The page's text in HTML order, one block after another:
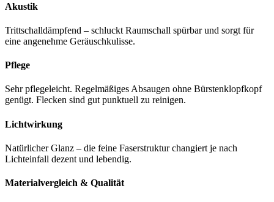
Akustik
Trittschalldämpfend – schluckt Raumschall spürbar und sorgt für
eine angenehme Geräuschkulisse.
Pflege
Sehr pflegeleicht. Regelmäßiges Absaugen ohne Bürstenklopfkopf
genügt. Flecken sind gut punktuell zu reinigen.
Lichtwirkung
Natürlicher Glanz – die feine Faserstruktur changiert je nach
Lichteinfall dezent und lebendig.
Materialvergleich & Qualität